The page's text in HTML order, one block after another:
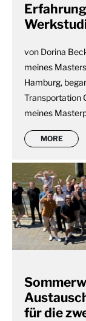
von Dorina
meines
Hamburg,
Transportation
meines
MORE
für die